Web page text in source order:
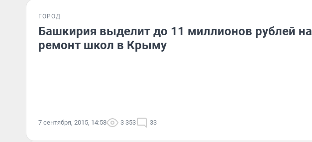
ГОРОД
Башкирия выделит до 11 миллионов рублей на
ремонт школ в Крыму
7 сентября, 2015, 14:58 3 353 33